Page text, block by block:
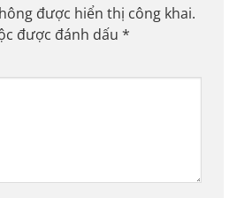
được hiển thị công khai.
được đánh dấu *